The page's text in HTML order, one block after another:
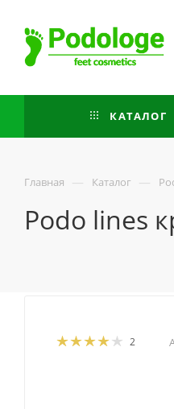
КАТАЛОГ
Главная — Каталог —
Podo lines
2